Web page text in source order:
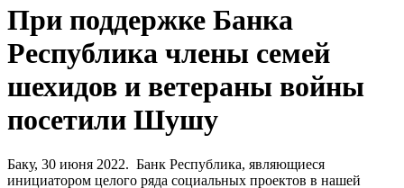
При поддержке Банка
Республика члены семей
шехидов и ветераны войны
посетили Шушу
Баку, 30 июня 2022. Банк Республика, являющиеся
инициатором целого ряда социальных проектов в нашей